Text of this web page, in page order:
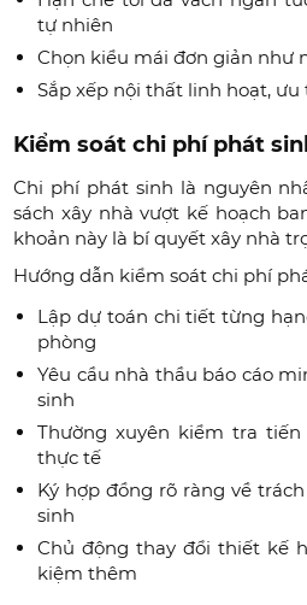
tự nhiên
Chọn kiểu mái đơn giản như
Sắp xếp nội thất linh hoạt,
Kiểm soát chi phí phát
Chi phí phát sinh là nguyên
sách xây nhà vượt kế hoạch
khoản này là bí quyết xây nhà
Hướng dẫn kiểm soát chi phí
Lập dự toán chi tiết từng
phòng
Yêu cầu nhà thầu báo cáo
sinh
Thường xuyên kiểm tra
thực tế
Ký hợp đồng rõ ràng về
sinh
Chủ động thay đổi thiết kế
kiệm thêm